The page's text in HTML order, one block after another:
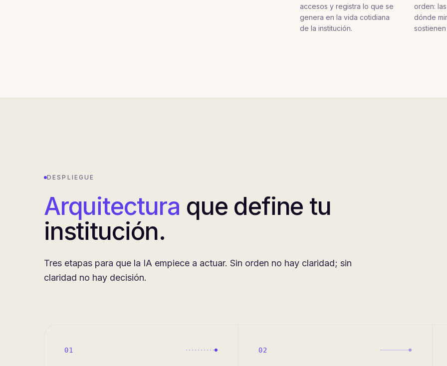
accesos y registra lo que se
genera en la vida cotidiana
de la institución.
orden:
dónde
DESPLIEGUE
Arquitectura que define tu
institución.
Tres etapas para que la IA empiece a actuar. Sin orden no hay claridad; sin
claridad no hay decisión.
01 02